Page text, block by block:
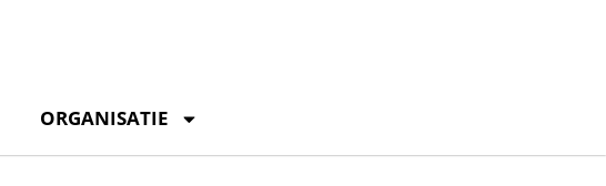
ORGANISATIE